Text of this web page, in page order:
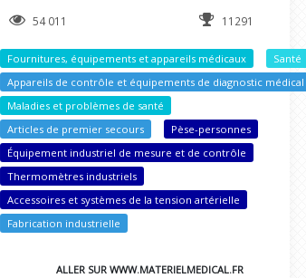
54 011 11291
Fournitures, équipements et appareils médicaux
Santé
Appareils de contrôle et équipements de diagnostic médical
Maladies et problèmes de santé
Articles de premier secours
Pèse-personnes
Équipement industriel de mesure et de contrôle
Thermomètres industriels
Accessoires et systèmes de la tension artérielle
Fabrication industrielle
ALLER SUR WWW.MATERIELMEDICAL.FR